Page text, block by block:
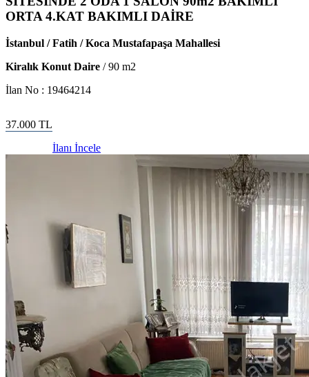
ORTA 4.KAT BAKIMLI DAİRE
İstanbul / Fatih / Koca Mustafapaşa Mahallesi
Kiralık Konut Daire /90 m2
İlan No : 19464214
37.000 TL
İlanı İncele